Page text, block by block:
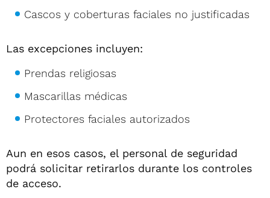
Cascos y coberturas faciales no justificadas
Las excepciones incluyen:
Prendas religiosas
Mascarillas médicas
Protectores faciales autorizados
Aun en esos casos, el personal de seguridad
podrá solicitar retirarlos durante los controles
de acceso.